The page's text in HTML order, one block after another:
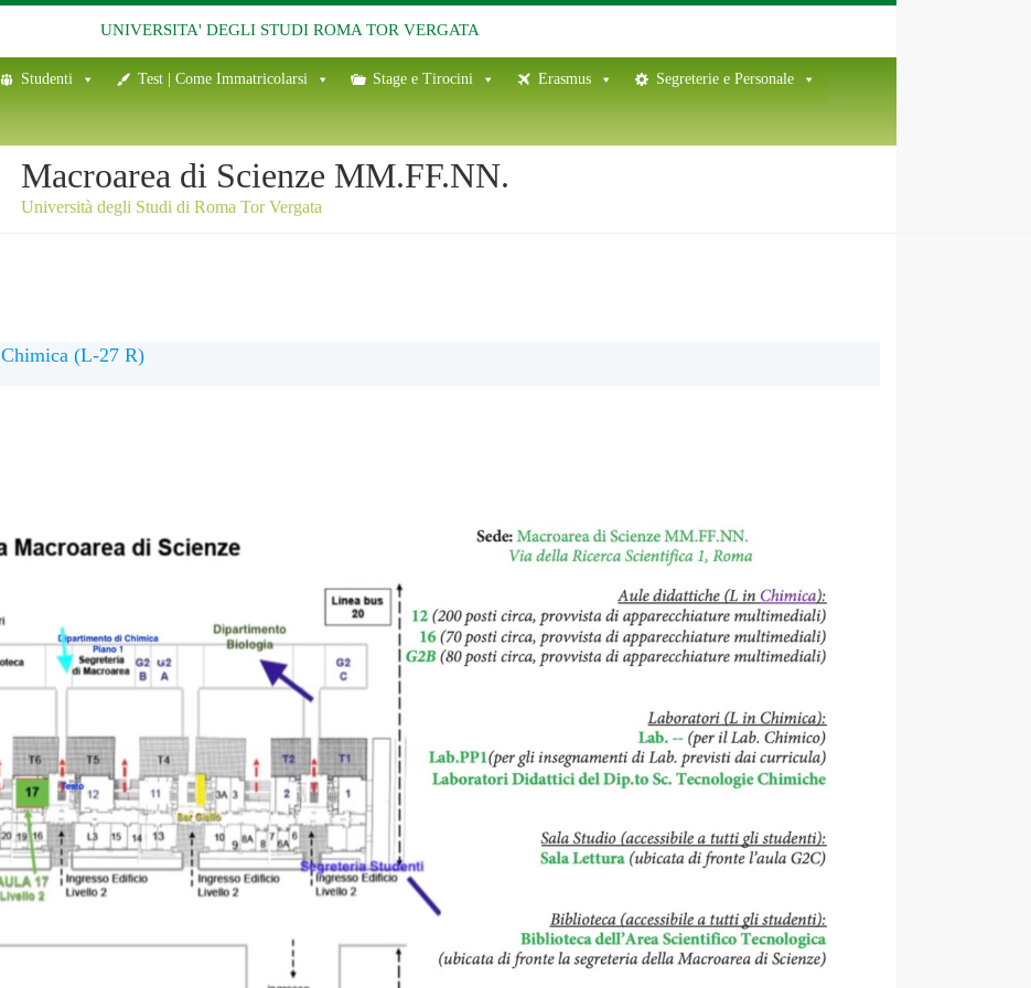
UNIVERSITA' DEGLI STUDI ROMA TOR VERGATA
Studenti Test | Come Immatricolarsi Stage e Tirocini Erasmus Segreterie e Personale
Macroarea di Scienze MM.FF.NN.
Università degli Studi di Roma Tor Vergata
Chimica (L-27 R)